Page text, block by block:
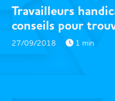
Travailleurs
conseils pour
27/09/2018 1 min